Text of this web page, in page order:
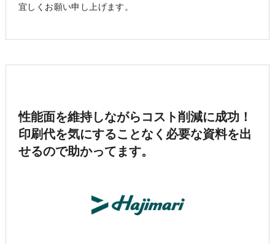
宜しくお願い申し上げます。
性能面を維持しながらコスト削減に成功！
印刷代を気にすることなく必要な資料を出
せるので助かってます。